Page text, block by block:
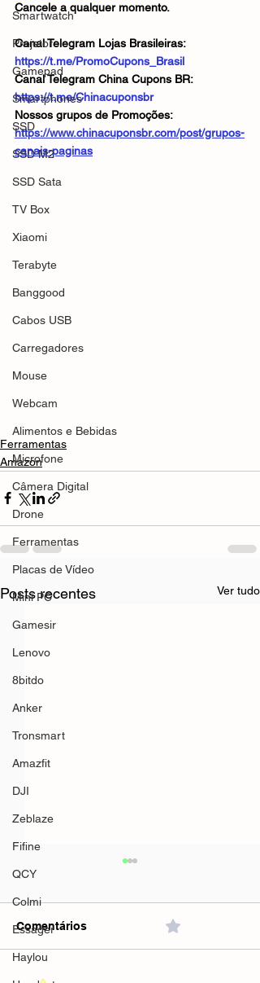
Smartwatch
Projetor
Gamepad
Smartphones
SSD
SSD M2
SSD Sata
TV Box
Xiaomi
Terabyte
Banggood
Cabos USB
Carregadores
Mouse
Webcam
Alimentos e Bebidas
Microfone
Câmera Digital
Drone
Ferramentas
Placas de Vídeo
Mini PC
Gamesir
Lenovo
8bitdo
Anker
Tronsmart
Amazfit
DJI
Zeblaze
Fifine
QCY
Colmi
Essager
Haylou
Cancele a qualquer momento.
Canal Telegram Lojas Brasileiras:
https://t.me/PromoCupons_Brasil
Canal Telegram China Cupons BR:
https://t.me/Chinacuponsbr
Nossos grupos de Promoções:
https://www.chinacuponsbr.com/post/grupos-
canais-paginas
Ferramentas
Amazon
Posts recentes Ver tudo
Comentários